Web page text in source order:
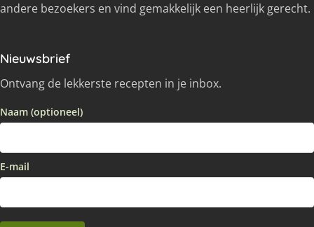
andere bezoekers en vind gemakkelijk een heerlijk gerecht.
Nieuwsbrief
Ontvang de lekkerste recepten in je inbox.
Naam (optioneel)
E-mail